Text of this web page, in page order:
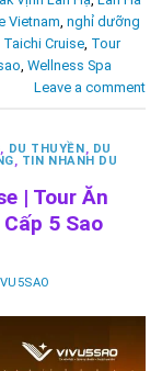
Vietnam nghỉ dưỡng
Taichi Cruise Tour
Wellness Spa
Leave a comment
DU THUYỀN
DU
TIN NHANH DU
| Tour Ăn
5 Sao